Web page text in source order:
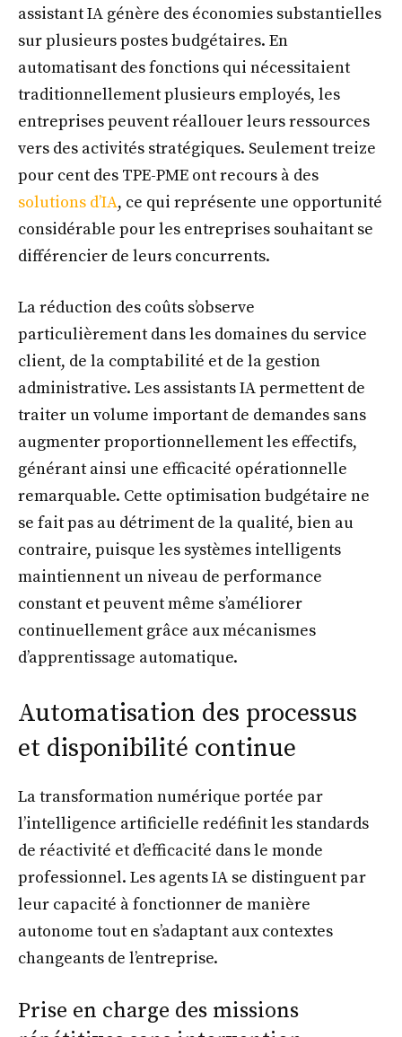
assistant IA génère des économies substantielles
sur plusieurs postes budgétaires. En
automatisant des fonctions qui nécessitaient
traditionnellement plusieurs employés, les
entreprises peuvent réallouer leurs ressources
vers des activités stratégiques. Seulement treize
pour cent des TPE-PME ont recours à des
solutions d’IA, ce qui représente une opportunité
considérable pour les entreprises souhaitant se
différencier de leurs concurrents.
La réduction des coûts s’observe
particulièrement dans les domaines du service
client, de la comptabilité et de la gestion
administrative. Les assistants IA permettent de
traiter un volume important de demandes sans
augmenter proportionnellement les effectifs,
générant ainsi une efficacité opérationnelle
remarquable. Cette optimisation budgétaire ne
se fait pas au détriment de la qualité, bien au
contraire, puisque les systèmes intelligents
maintiennent un niveau de performance
constant et peuvent même s’améliorer
continuellement grâce aux mécanismes
d’apprentissage automatique.
Automatisation des processus
et disponibilité continue
La transformation numérique portée par
l’intelligence artificielle redéfinit les standards
de réactivité et d’efficacité dans le monde
professionnel. Les agents IA se distinguent par
leur capacité à fonctionner de manière
autonome tout en s’adaptant aux contextes
changeants de l’entreprise.
Prise en charge des missions